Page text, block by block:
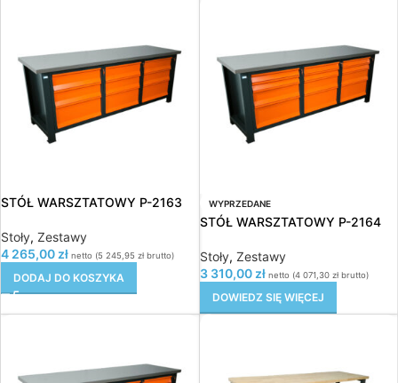
STÓŁ WARSZTATOWY P-2163
Stoły, Zestawy
4 265,00 zł netto (5 245,95 zł brutto)
DODAJ DO KOSZYKA
WYPRZEDANE
STÓŁ WARSZTATOWY P-2164
Stoły, Zestawy
3 310,00 zł netto (4 071,30 złbrutto)
DOWIEDZ SIĘ WIĘCEJ